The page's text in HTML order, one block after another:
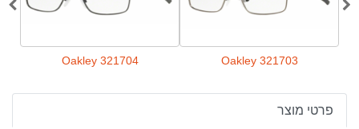
Oakley 321703
Oakley 321704
פרטי מוצר